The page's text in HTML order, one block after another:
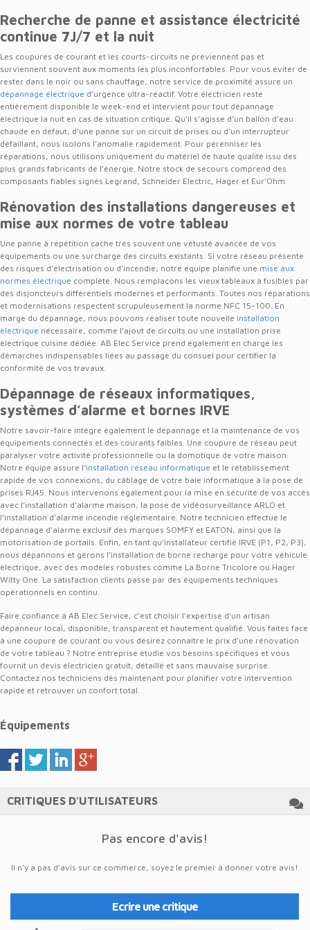
Recherche de panne et assistance électricité
continue 7J/7 et la nuit
Les coupures de courant et les courts-circuits ne préviennent pas et
surviennent souvent aux moments les plus inconfortables. Pour vous éviter de
rester dans le noir ou sans chauffage, notre service de proximité assure un
dépannage électrique d’urgence ultra-réactif. Votre électricien reste
entièrement disponible le week-end et intervient pour tout dépannage
électrique la nuit en cas de situation critique. Qu’il s’agisse d’un ballon d’eau
chaude en défaut, d’une panne sur un circuit de prises ou d’un interrupteur
défaillant, nous isolons l’anomalie rapidement. Pour pérenniser les
réparations, nous utilisons uniquement du matériel de haute qualité issu des
plus grands fabricants de l’énergie. Notre stock de secours comprend des
composants fiables signés Legrand, Schneider Electric, Hager et Eur’Ohm.
Rénovation des installations dangereuses et
mise aux normes de votre tableau
Une panne à répétition cache très souvent une vétusté avancée de vos
équipements ou une surcharge des circuits existants. Si votre réseau présente
des risques d’électrisation ou d’incendie, notre équipe planifie une mise aux
normes électrique complète. Nous remplaçons les vieux tableaux à fusibles par
des disjoncteurs différentiels modernes et performants. Toutes nos réparations
et modernisations respectent scrupuleusement la norme NFC 15-100. En
marge du dépannage, nous pouvons réaliser toute nouvelle installation
électrique nécessaire, comme l’ajout de circuits ou une installation prise
électrique cuisine dédiée. AB Elec Service prend également en charge les
démarches indispensables liées au passage du consuel pour certifier la
conformité de vos travaux.
Dépannage de réseaux informatiques,
systèmes d’alarme et bornes IRVE
Notre savoir-faire intègre également le dépannage et la maintenance de vos
équipements connectés et des courants faibles. Une coupure de réseau peut
paralyser votre activité professionnelle ou la domotique de votre maison.
Notre équipe assure l’installation réseau informatique et le rétablissement
rapide de vos connexions, du câblage de votre baie informatique à la pose de
prises RJ45. Nous intervenons également pour la mise en sécurité de vos accès
avec l’installation d’alarme maison, la pose de vidéosurveillance ARLO et
l’installation d’alarme incendie réglementaire. Notre technicien effectue le
dépannage d’alarme exclusif des marques SOMFY et EATON, ainsi que la
motorisation de portails. Enfin, en tant qu’installateur certifié IRVE (P1, P2, P3),
nous dépannons et gérons l’installation de borne recharge pour votre véhicule
électrique, avec des modèles robustes comme La Borne Tricolore ou Hager
Witty One. La satisfaction clients passe par des équipements techniques
opérationnels en continu.
Faire confiance à AB Elec Service, c’est choisir l’expertise d’un artisan
dépanneur local, disponible, transparent et hautement qualifié. Vous faites face
à une coupure de courant ou vous désirez connaître le prix d’une rénovation
de votre tableau ? Notre entreprise étudie vos besoins spécifiques et vous
fournit un devis électricien gratuit, détaillé et sans mauvaise surprise.
Contactez nos techniciens dès maintenant pour planifier votre intervention
rapide et retrouver un confort total.
Équipements
CRITIQUES D'UTILISATEURS
Pas encore d'avis!
Il n'y a pas d'avis sur ce commerce, soyez le premier à donner votre avis!
Ecrire une critique